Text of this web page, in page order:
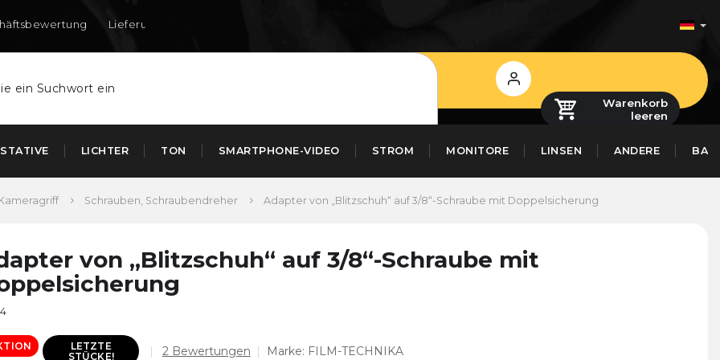
Lieferung nach DE und AT
Login
Warenkorb
leeren
STATIVE LICHTER TON SMARTPHONE-VIDEO STROM MONITORE LINSEN ANDERE
Schrauben, Schraubendreher Adapter von „Blitzschuh“ auf 3/8“-Schraube mit Doppelsicherung
von „Blitzschuh“ auf 3/8“-Schraube mit
LETZTE
STÜCKE!
Die
2 Bewertungen Marke: FILM-TECHNIKA